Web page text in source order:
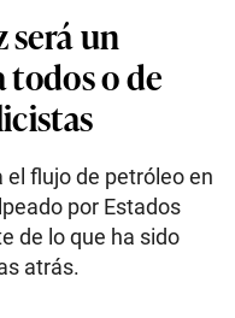
será un
todos o de
el flujo de petróleo en
por Estados
de lo que ha sido
atrás.